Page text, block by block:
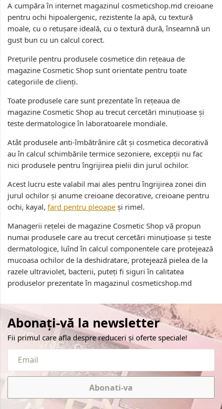
A cumpăra în internet magazinul cosmeticshop.md creioane
pentru ochi hipoalergenic, rezistente la apă, cu textură
moale, cu o retușare ideală, cu o textură dură, înseamnă un
gust bun cu un calcul corect.
Prețurile pentru produsele cosmetice din rețeaua de
magazine Cosmetic Shop sunt orientate pentru toate
categoriile de clienți.
Toate produsele care sunt prezentate în rețeaua de
magazine Cosmetic Shop au trecut cercetări minuțioase și
teste dermatologice în laboratoarele mondiale.
Atât produsele anti-îmbătrânire cât și cosmetica decorativă
au în calcul schimbările termice sezoniere, excepții nu fac
nici produsele pentru îngrijirea pielii din jurul ochilor.
Acest lucru este valabil mai ales pentru îngrijirea zonei din
jurul ochilor și anume creioane decorative, creioane pentru
ochi, kayal, fard pentru pleoape și rimel.
Managerii rețelei de magazine Cosmetic Shop vă propun
numai produsele care au trecut cercetări minuțioase și teste
dermatologice, luînd în calcul componentele care protejează
mucoasa ochilor de la deshidratare, protejează pielea de la
razele ultraviolet, bacterii, puteți fi siguri în calitatea
produselor prezentate în magazinul cosmeticshop.md
Abonați-vă la newsletter
Fii primul care afla despre reduceri și oferte speciale!
Abonati-va